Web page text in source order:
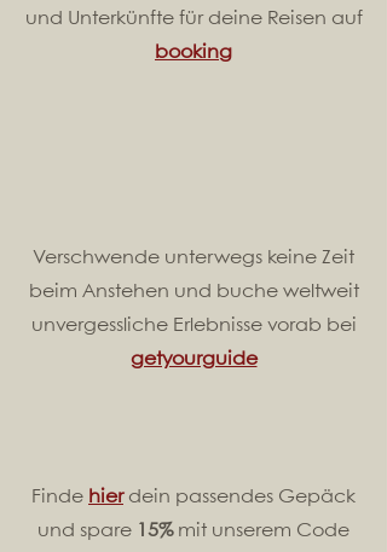
und Unterkünfte für deine Reisen auf
booking
Verschwende unterwegs keine Zeit
beim Anstehen und buche weltweit
unvergessliche Erlebnisse vorab bei
getyourguide
Finde hierdein passendes Gepäck
und spare
15%mit unserem Code